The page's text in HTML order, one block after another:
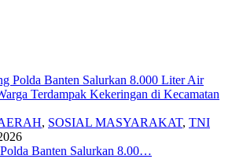
, SOSIAL MASYARAKAT, TNI
Banten Salurkan 8.00…